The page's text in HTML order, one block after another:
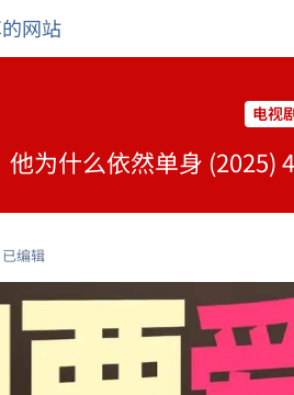
网站
电视
他为什么依然单身
已编辑